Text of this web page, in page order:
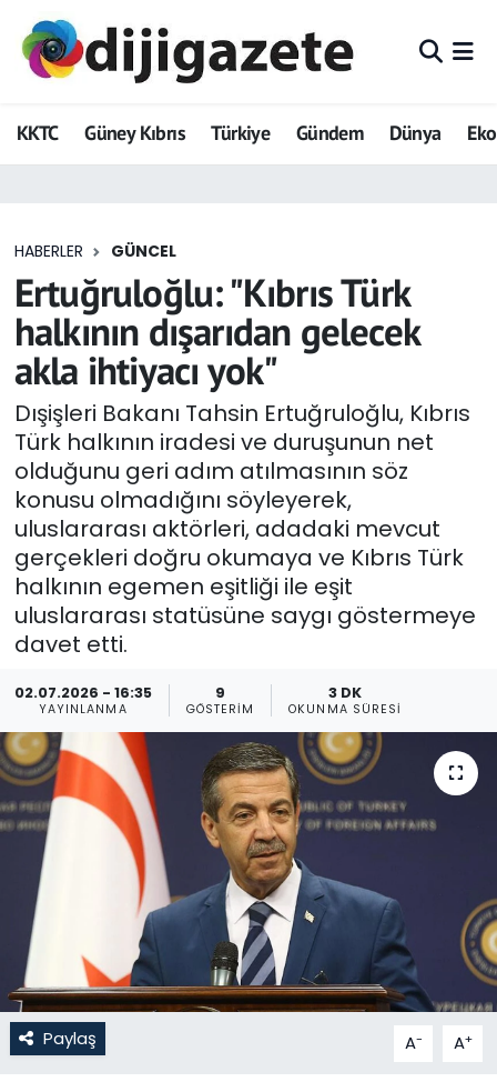
KKTC Güney Kıbrıs Türkiye Gündem Dünya
HABERLER GÜNCEL
Ertuğruloğlu: "Kıbrıs Türk
halkının dışarıdan gelecek
akla ihtiyacı yok"
Dışişleri Bakanı Tahsin Ertuğruloğlu, Kıbrıs
Türk halkının iradesi ve duruşunun net
olduğunu geri adım atılmasının söz
konusu olmadığını söyleyerek,
uluslararası aktörleri, adadaki mevcut
gerçekleri doğru okumaya ve Kıbrıs Türk
halkının egemen eşitliği ile eşit
uluslararası statüsüne saygı göstermeye
davet etti.
02.07.2026 - 16:35
YAYINLANMA
9
GÖSTERIM
3 DK
OKUNMA SÜRESI
Paylaş A- A+
ADVERTORIAL
Dijigazete
Eğitim
Ekonomi
Foto Galeri
GEZİ
Güncel
Gündem
KKTC
KKTC YEREL SEÇİM 2018
Kültür Sanat
Magazin
Moda
Nöbetçi Eczaneler
Otomobil Dünyası
Politika
SAĞLIK
Hava Durumu
Trafik Durumu
Tüm Manşetler
Son Dakika Haberleri
Haber Arşivi